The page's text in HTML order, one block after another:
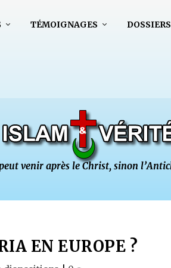
TÉMOIGNAGES DOSSIERS
EN EUROPE ?